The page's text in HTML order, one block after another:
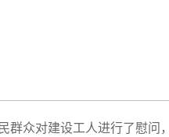
群众对建设工人进行了慰